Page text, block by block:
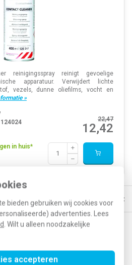
bieden gebruiken wij cookies voor
advertenties. Lees
. Wilt u alleen noodzakelijke
accepteren
reinigingsspray reinigt gevoelige
apparatuur. Verwijdert lichte
vezels, dunne oliefilms, vocht en
»
22,47
12,42
124024
in huis*
5% extra korting vanaf € 1000
van acties en nieuwe